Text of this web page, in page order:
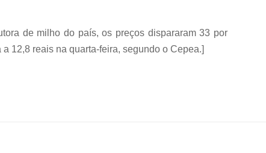
de milho do país, os preços dispararam 33 por
12,8 reais na quarta-feira, segundo o Cepea.]